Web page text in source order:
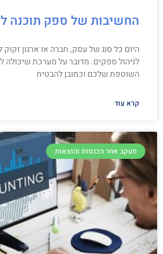
החשיבות של ספק תוכנה
היום כל סוג של עסק, חברה או ארגון
לניהול ספקים. מדובר על מערכת שיכולה
השוטפת שלכם וכמובן להבטיח
קרא עוד
מעקב אחר הכנסות והוצאות